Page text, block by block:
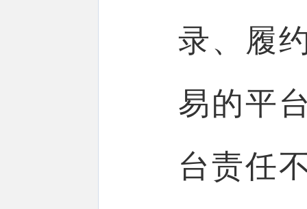
录、履
易的平
台责任